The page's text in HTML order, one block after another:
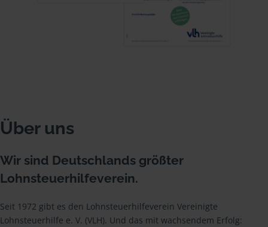
Über uns
Wir sind Deutschlands größter
Lohnsteuerhilfeverein.
Seit 1972 gibt es den Lohnsteuerhilfeverein Vereinigte
Lohnsteuerhilfe e. V. (VLH). Und das mit wachsendem Erfolg: